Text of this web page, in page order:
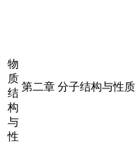
物
质
结
构
与
性
第二章 分子结构与性质